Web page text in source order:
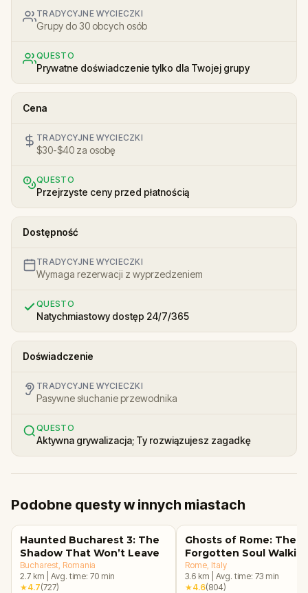
TRADYCYJNE WYCIECZKI
Grupy do 30 obcych osób
QUESTO
Prywatne doświadczenie tylko dla Twojej grupy
Cena
TRADYCYJNE WYCIECZKI
$30-$40 za osobę
QUESTO
Przejrzyste ceny przed płatnością
Dostępność
TRADYCYJNE WYCIECZKI
Wymaga rezerwacji z wyprzedzeniem
QUESTO
Natychmiastowy dostęp 24/7/365
Doświadczenie
TRADYCYJNE WYCIECZKI
Pasywne słuchanie przewodnika
QUESTO
Aktywna grywalizacja; Ty rozwiązujesz zagadkę
Podobne questy w innych miastach
Haunted Bucharest 3: The
Shadow That Won’t Leave
Bucharest , Romania
2.7 km Avg. time: 70 min
★4.7(727)
Ghosts of Rome: The
Forgotten Soul
Tour & Escape Game
Rome , Italy
3.6 km Avg. time: 73 min
★4.6(804)